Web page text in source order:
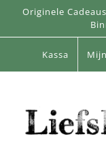
SkipOriginele
Kassa